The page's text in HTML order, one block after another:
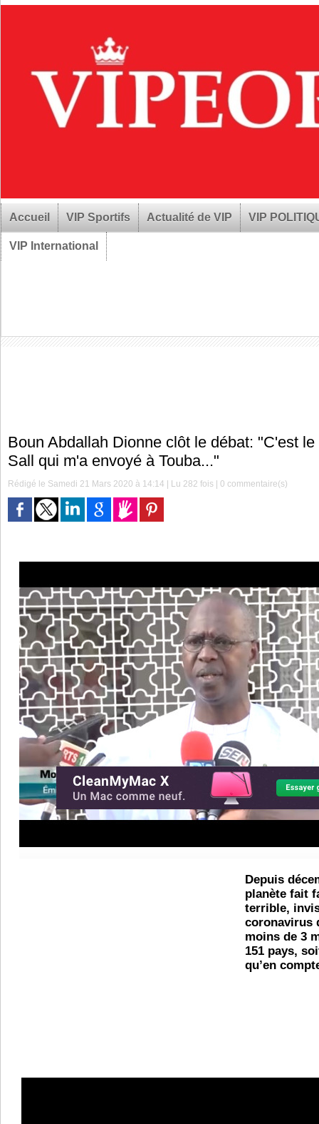
Accueil VIP Sportifs Actualité de VIP VIP
VIP International
Boun Abdallah Dionne clôt le débat: "C'est
Sall qui m'a envoyé à Touba..."
Rédigé le Samedi 21 Mars 2020 à 14:14 | Lu 282 fois |0 commentaire(s)
Depuis
planète fait
terrible,
coronavirus
moins de 3
151 pays,
qu’en